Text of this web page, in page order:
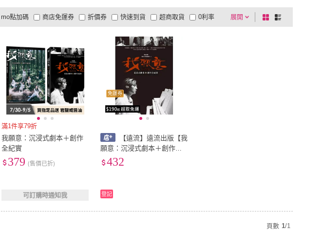
展開
折價券
有影片
商品有量 電視購物
mo點加碼 快速到貨 超商取貨
大家電安心配
大家電快配
商店免運券 0利率
貨到付款 超商付款
5
及以上 3 及以上 1 及以上
棋
盤
列
滿1件享79折
我願意：沉浸式劇本＋創作
全紀實
379 (售價已折)
可訂購時通知我
免運券
【遠流】遠流出版【我
願意：沉浸式劇本＋創作全
紀實(吳洛纓、絡思本娛樂)】
432
登記
頁數 1/1